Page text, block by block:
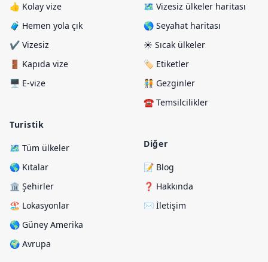
👍 Kolay vize
🧳 Hemen yola çık
✔️ Vizesiz
🚪 Kapıda vize
🖥️ E-vize
Turistik
🗺️ Tüm ülkeler
🌎 Kıtalar
🏛️ Şehirler
🏖️ Lokasyonlar
🌎 Güney Amerika
🌍 Avrupa
🗺️ Vizesiz ülkeler haritası
🌎 Seyahat haritası
☀️ Sıcak ülkeler
🏷️ Etiketler
🧑‍🤝‍🧑 Gezginler
☎️ Temsilcilikler
Diğer
📝 Blog
❓ Hakkında
✉️ İletişim